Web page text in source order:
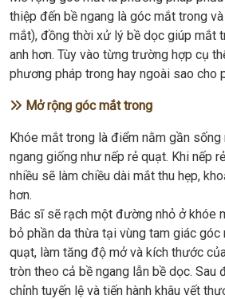
thiệp đến bề ngang là góc mắt trong
mắt), đồng thời xử lý bề dọc giúp mắt
anh hơn. Tùy vào từng trường hợp cụ
phương pháp trong hay ngoài sao cho
Mở rộng góc mắt trong
Khóe mắt trong là điểm nằm gần
ngang giống như nếp rẻ quạt. Khi nếp
nhiều sẽ làm chiều dài mắt thu hẹp,
hơn.
Bác sĩ sẽ rạch một đường nhỏ ở khóe
bỏ phần da thừa tại vùng tam giác góc
quạt, làm tăng độ mở và kích thước
tròn theo cả bề ngang lẫn bề dọc. Sau
chỉnh tuyến lệ và tiến hành khâu vết